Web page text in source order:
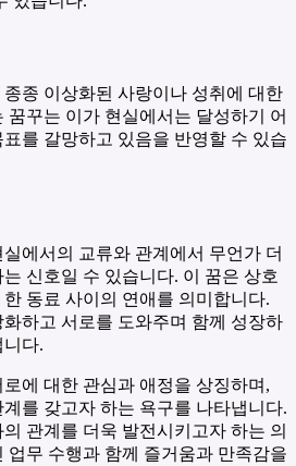
종 이상화된 사랑이나 성취에 대한
꿈꾸는 이가 현실에서는 달성하기 어
를 갈망하고 있음을 반영할 수 있습
에서의 교류와 관계에서 무언가 더
신호일 수 있습니다. 이 꿈은 상호
동료 사이의 연애를 의미합니다.
하고 서로를 도와주며 함께 성장하
니다.
에 대한 관심과 애정을 상징하며,
를 갖고자 하는 욕구를 나타냅니다.
관계를 더욱 발전시키고자 하는 의
업무 수행과 함께 즐거움과 만족감을